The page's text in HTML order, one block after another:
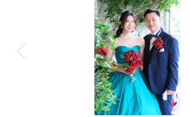
家族・友人と撮影
自慢の修正技術